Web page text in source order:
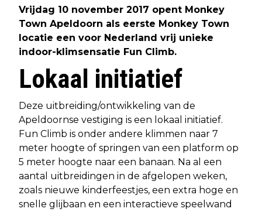
Vrijdag 10 november 2017 opent Monkey
Town Apeldoorn als eerste Monkey Town
locatie een voor Nederland vrij unieke
indoor-klimsensatie Fun Climb.
Lokaal initiatief
Deze uitbreiding/ontwikkeling van de
Apeldoornse vestiging is een lokaal initiatief.
Fun Climb is onder andere klimmen naar 7
meter hoogte of springen van een platform op
5 meter hoogte naar een banaan. Na al een
aantal uitbreidingen in de afgelopen weken,
zoals nieuwe kinderfeestjes, een extra hoge en
snelle glijbaan en een interactieve speelwand